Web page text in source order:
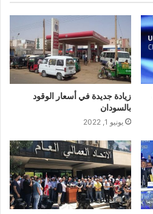
زيادة جديدة في أسعار الوقود
بالسودان
يونيو 1, 2022